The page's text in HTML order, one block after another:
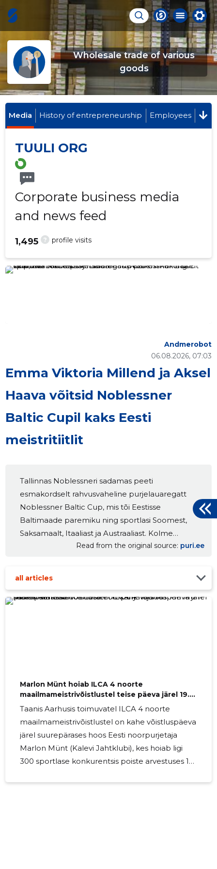
Wholesale trade of various
goods
Media History of entrepreneurship Employees
TUULI ORG
Corporate business media
and news feed
? profile visits
1,495
Emma Viktoria Millend ja Aksel
Haava võitsid Noblessner
Baltic Cupil kaks Eesti
meistritiitlit
06.08.2026, 07:03
Andmerobot
Tallinnas Noblessneri sadamas peeti
esmakordselt rahvusvaheline purjelauaregatt
Noblessner Baltic Cup, mis tõi Eestisse
Baltimaade paremiku ning sportlasi Soomest,
Saksamaalt, Itaaliast ja Austraaliast. Kolme
võistluspäeva jooksul selgitati mitmes
Purjetamise Liidu olümpiaprojekti „Noored
Millend ja Aksel Haava tegid koduvetel väga
Read from the original source puri.ee
all articles
Marlon Münt hoiab ILCA 4 noorte
maailmameistrivõistlustel teise päeva järel 19.
kohta
Taanis Aarhusis toimuvatel ILCA 4 noorte
maailmameistrivõistlustel on kahe võistluspäeva
järel suurepärases hoos Eesti noorpurjetaja
Marlon Münt (Kalevi Jahtklubi), kes hoiab ligi
300 sportlase konkurentsis poiste arvestuses 19.